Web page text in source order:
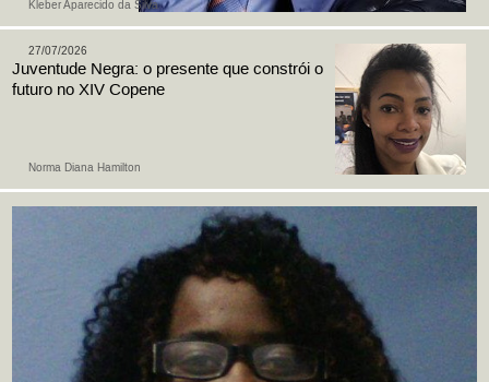
Kleber Aparecido da Silva
Norma Diana Hamilton
27/07/2026
Juventude Negra: o presente que constrói o
futuro no XIV Copene